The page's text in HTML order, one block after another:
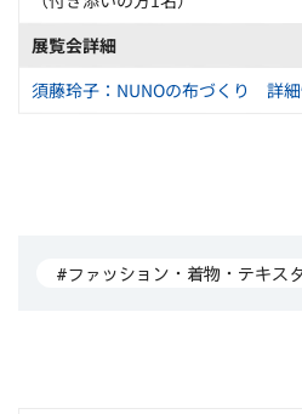
展覧会詳細
須藤玲子：NUNOの布づくり 詳
#ファッション・着物・テキス